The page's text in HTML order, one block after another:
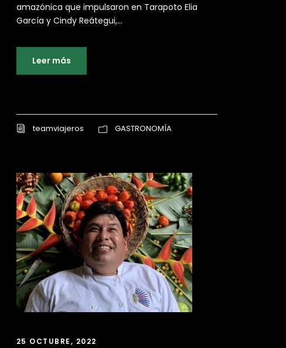
amazónica que impulsaron en Tarapoto Elia
García y Cindy Reátegui,...
Leer más
teamviajeros GASTRONOMÍA
25 OCTUBRE, 2022